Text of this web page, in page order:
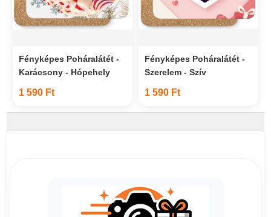
Fényképes Poháralátét -
Karácsony - Hópehely
1 590 Ft
Fényképes Poháralátét -
Szerelem - Szív
1 590 Ft